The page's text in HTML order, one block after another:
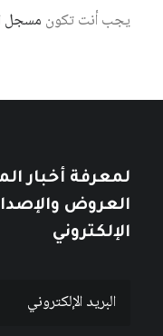
7 أغسطس، 2026
يجب أنت تكون مسجل
لمعرفة أخبار
العروض
الإلكتروني